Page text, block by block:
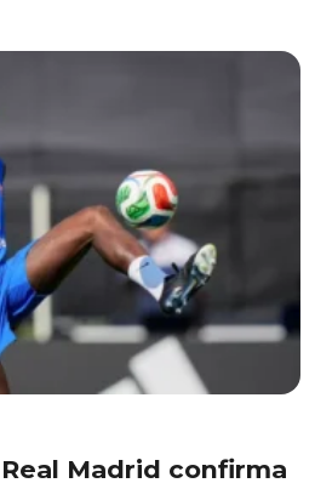
Madrid confirma